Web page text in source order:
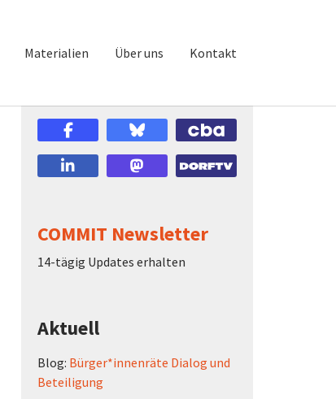
Materialien Über uns Kontakt
COMMIT Newsletter
14-tägig Updates erhalten
Aktuell
Blog: Bürger*innenräte Dialog und
Beteiligung